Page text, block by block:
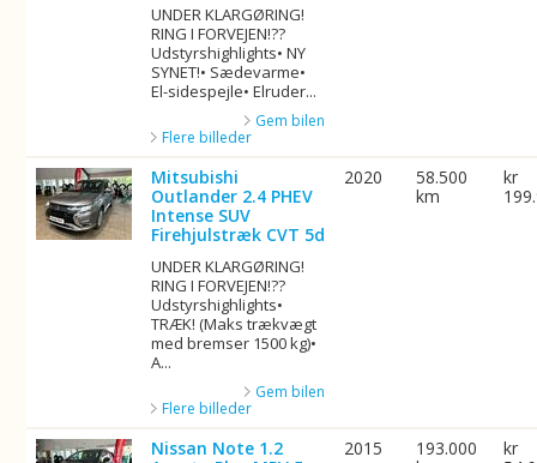
UNDER KLARGØRING!
RING I FORVEJEN!??
Udstyrshighlights• NY
SYNET!• Sædevarme•
El-sidespejle• Elruder...
Gem bilen
Flere billeder
Mitsubishi
Outlander 2.4 PHEV
Intense SUV
Firehjulstræk CVT 5d
UNDER KLARGØRING!
RING I FORVEJEN!??
Udstyrshighlights•
TRÆK! (Maks trækvægt
med bremser 1500 kg)•
A...
Gem bilen
Flere billeder
2020
58.500
km
kr
Nissan Note 1.2
2015
193.000
kr